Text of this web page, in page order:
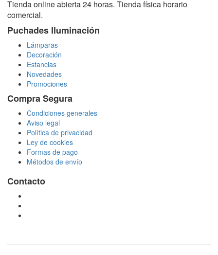
Tienda online abierta 24 horas. Tienda física horario
comercial.
Puchades Iluminación
Lámparas
Decoración
Estancias
Novedades
Promociones
Compra Segura
Condiciones generales
Aviso legal
Política de privacidad
Ley de cookies
Formas de pago
Métodos de envío
Contacto